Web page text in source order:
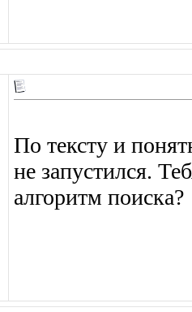
По тексту и
не запустился.
алгоритм поиска?